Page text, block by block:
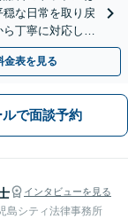
な日常を取り戻
丁寧に対応しま
金表を見る
ルで面談予約
インタビューを見る
島シティ法律事務所